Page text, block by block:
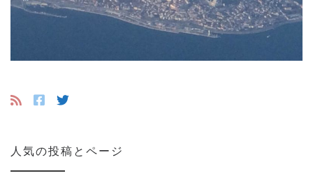
人気の投稿とページ